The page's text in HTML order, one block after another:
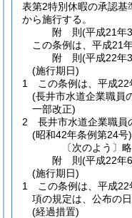
表第2特別休暇の承認基
から施行する。
附 則(平成21年
この条例は、平成21
附 則(平成22年
(施行期日)
1
この条例は、平成22
(長井市水道企業職員
一部改正)
2
長井市水道企業職員
(昭和42年条例第24号)
〔次のよう〕略
附 則(平成22年
(施行期日)
1
この条例は、平成22
項の規定は、公布の日
(経過措置)